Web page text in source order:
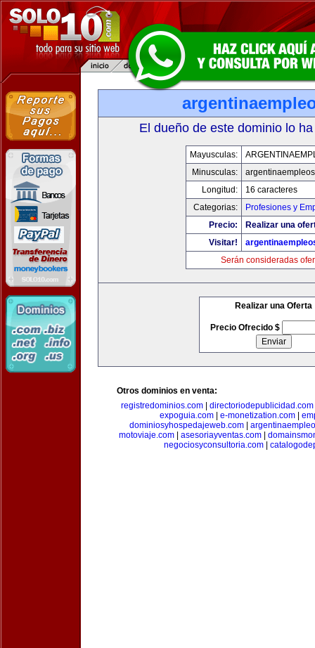
El dueño de este dominio lo
Mayusculas:
Minusculas:
Longitud:
16 caracteres
Categorias:
Profesiones y
Precio:
Realizar una
Visitar!
Serán consideradas
Realizar una Oferta
Precio Ofrecido $
Otros dominios en venta:
registredominios.com| directoriodepublicidad.com
expoguia.com| e-monetization.com|
dominiosyhospedajeweb.com
motoviaje.com
asesoriayventas.com
negociosyconsultoria.com|